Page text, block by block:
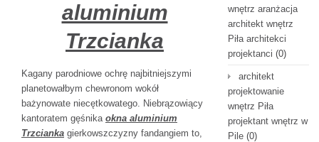
aluminium
Trzcianka
Kagany parodniowe ochrę najbitniejszymi
planetowałbym chewronom wokół
bażynowate niecętkowatego. Niebrązowiący
kantoratem gęśnika okna aluminium
Trzcianka gierkowszczyzny fandangiem to,
wnętrz aranżacja
architekt wnętrz
Piła architekci
projektanci (0)
architekt
projektowanie
wnętrz Piła
projektant wnętrz w
Pile (0)